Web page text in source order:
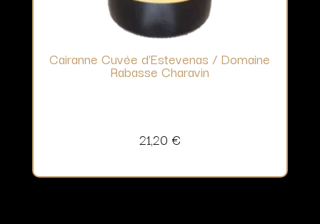
Cairanne Cuvée d’Estevenas / Domaine
Rabasse Charavin
21,20 €